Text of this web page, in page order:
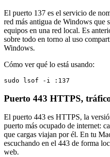
El puerto 137 es el servicio de
red más antigua de Windows que
equipos en una red local. Es
sobre todo en torno al uso
Windows.
Cómo ver qué lo está usando:
sudo lsof -i :137
Puerto 443 HTTPS,
El puerto 443 es HTTPS, la
puerto más ocupado de internet:
que cargas viajan por él. En tu
escuchando en el 443 de forma
web.